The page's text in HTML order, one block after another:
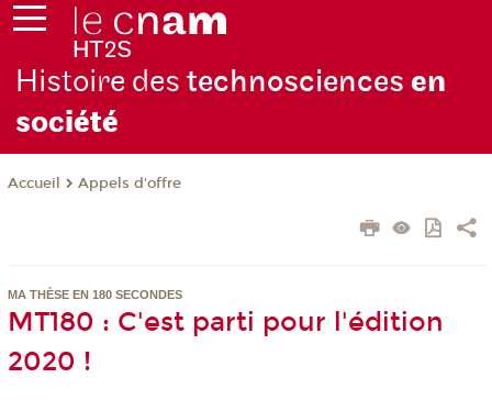
Histoire des technosciences en
société
Accueil Appels d'offre
MA THÈSE EN 180 SECONDES
MT180 : C'est parti pour l'édition
2020 !